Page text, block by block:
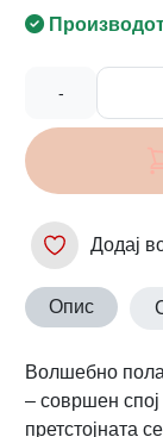
-
Додај
Опис
Волшебно
– совршен
претстојната